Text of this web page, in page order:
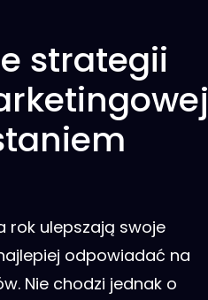
strategii
rok ulepszają swoje
odpowiadać na
Nie chodzi jednak o